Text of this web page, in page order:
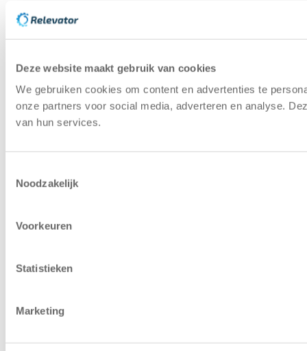
Deze website maakt gebruik van cookies
We gebruiken cookies om content en advertenties te
onze partners voor social media, adverteren en analyse.
van hun services.
Noodzakelijk
Voorkeuren
Statistieken
Marketing